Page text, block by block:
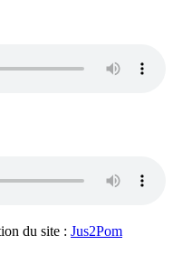
du site : Jus2Pom